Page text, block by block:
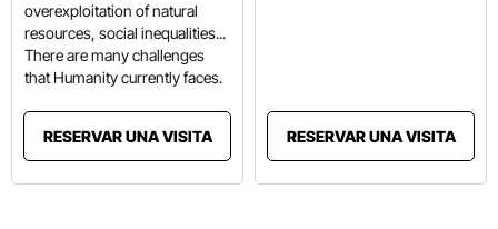
overexploitation of natural
resources, social inequalities...
There are many challenges
that Humanity currently faces.
RESERVAR UNA VISITA RESERVAR UNA VISITA